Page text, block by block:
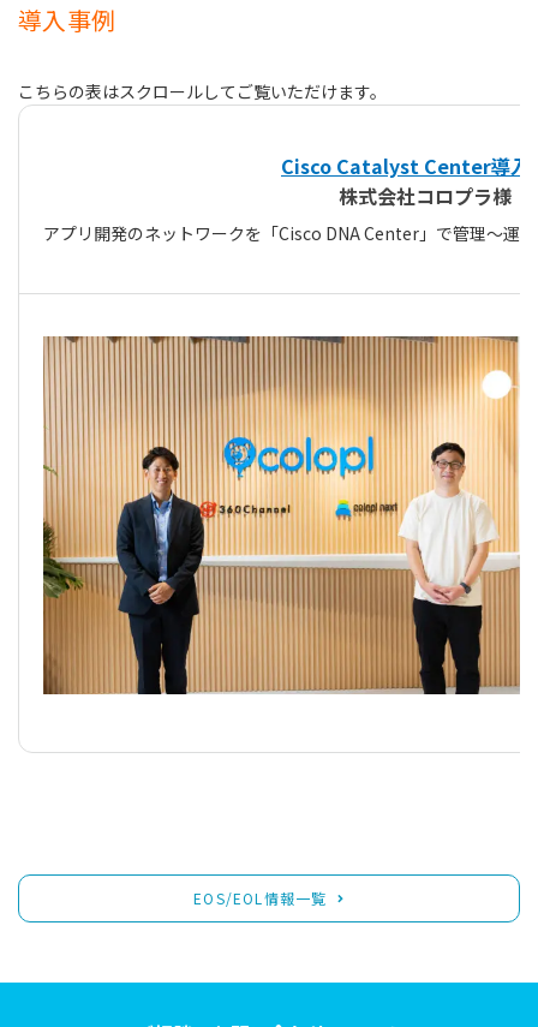
導入事例
Cisco Catalyst Center導入
株式会社コロプラ様
アプリ開発のネットワークを「Cisco DNA Center」で管理～運
EOS/EOL情報一覧